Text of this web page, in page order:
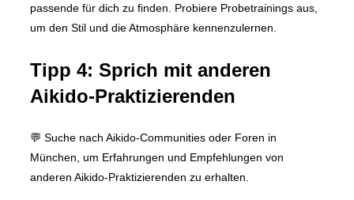
passende für dich zu finden. Probiere Probetrainings aus,
um den Stil und die Atmosphäre kennenzulernen.
Tipp 4: Sprich mit anderen
Aikido-Praktizierenden
💬 Suche nach Aikido-Communities oder Foren in
München, um Erfahrungen und Empfehlungen von
anderen Aikido-Praktizierenden zu erhalten.